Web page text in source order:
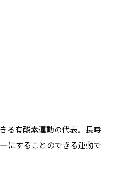
る有酸素運動の代表。長時
にすることのできる運動で